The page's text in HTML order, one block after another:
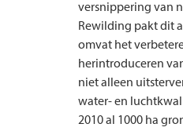
versnippering van
Rewilding pakt dit
omvat het
herintroduceren
niet alleen
water- en
2010 al 1000 ha